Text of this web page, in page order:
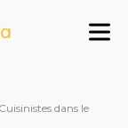
Cuisinistes dans le